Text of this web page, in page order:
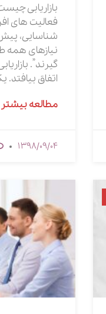
بازاریابی
فعالیت های
شناسایی،
نیازهای همه
گیرند”.
اتفاق بیافتد.
مطالعه بیشتر
1398/09/04